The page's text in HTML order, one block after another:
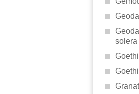
solera